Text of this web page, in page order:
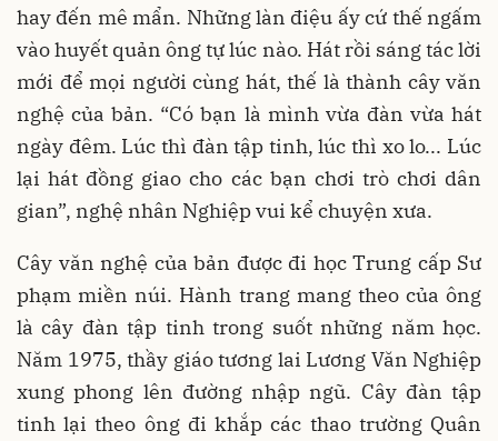
hay đến mê mẩn. Những làn điệu ấy cứ thế ngấm
vào huyết quản ông tự lúc nào. Hát rồi sáng tác lời
mới để mọi người cùng hát, thế là thành cây văn
nghệ của bản. “Có bạn là mình vừa đàn vừa hát
ngày đêm. Lúc thì đàn tập tinh, lúc thì xo lo... Lúc
lại hát đồng giao cho các bạn chơi trò chơi dân
gian”, nghệ nhân Nghiệp vui kể chuyện xưa.
Cây văn nghệ của bản được đi học Trung cấp Sư
phạm miền núi. Hành trang mang theo của ông
là cây đàn tập tinh trong suốt những năm học.
Năm 1975, thầy giáo tương lai Lương Văn Nghiệp
xung phong lên đường nhập ngũ. Cây đàn tập
tinh lại theo ông đi khắp các thao trường Quân